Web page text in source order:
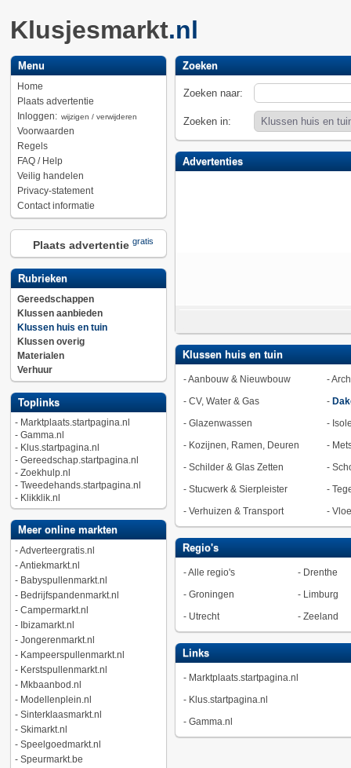
Klusjesmarkt.nl
Menu
Home
Plaats advertentie
Inloggen: wijzigen / verwijderen
Voorwaarden
Regels
FAQ / Help
Veilig handelen
Privacy-statement
Contact informatie
Plaats advertentie gratis
Rubrieken
Gereedschappen
Klussen aanbieden
Klussen huis en tuin
Klussen overig
Materialen
Verhuur
Toplinks
- Marktplaats.startpagina.nl
- Gamma.nl
- Klus.startpagina.nl
- Gereedschap.startpagina.nl
- Zoekhulp.nl
- Tweedehands.startpagina.nl
- Klikklik.nl
Meer online markten
-Adverteergratis.nl
-Antiekmarkt.nl
- Babyspullenmarkt.nl
- Bedrijfspandenmarkt.nl
- Campermarkt.nl
- Ibizamarkt.nl
- Jongerenmarkt.nl
- Kampeerspullenmarkt.nl
- Kerstspullenmarkt.nl
- Mkbaanbod.nl
- Modellenplein.nl
- Sinterklaasmarkt.nl
- Skimarkt.nl
- Speelgoedmarkt.nl
- Speurmarkt.be
Zoeken
Zoeken naar:
Zoeken in:
Advertenties
Klussen huis en tuin
-Aanbouw & Nieuwbouw -
- CV, Water & Gas -
- Glazenwassen -
- Kozijnen, Ramen, Deuren -
- Schilder & Glas Zetten -
- Stucwerk & Sierpleister -
- Verhuizen & Transport -
Regio's
-Alle regio's - Drenthe
- Groningen - Limburg
- Utrecht - Zeeland
Links
- Marktplaats.startpagina.nl
- Klus.startpagina.nl
- Gamma.nl